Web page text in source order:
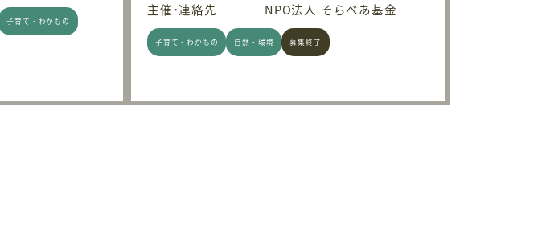
子育て・わかもの
主催･連絡先
NPO法人 そらべあ基金
子育て・わかもの 自然・環境 募集終了